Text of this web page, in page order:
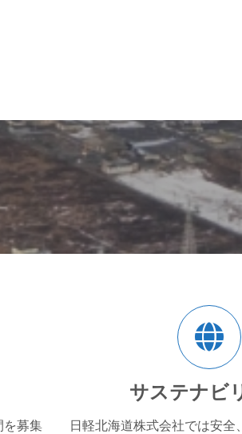
を募集
ア
イ
コ
ン
リ
ク
サステナビ
日軽北海道株式会社では安全